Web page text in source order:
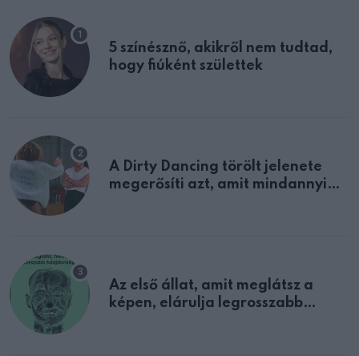
5 színésznő, akikről nem tudtad,
hogy fiúként születtek
A Dirty Dancing törölt jelenete
megerősíti azt, amit mindannyian
Az első állat, amit meglátsz a
képen, elárulja legrosszabb